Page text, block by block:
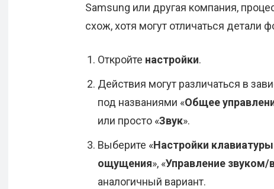
Samsung или другая компания,
схож, хотя могут отличаться детали
Откройте настройки.
Действия могут различаться в
под названиями «Общее
или просто «Звук».
Выберите «Настройки
ощущения», «Управление
аналогичный вариант.